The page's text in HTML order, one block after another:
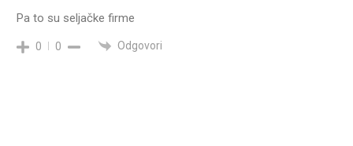
Pa to su seljačke firme
0 0 Odgovori